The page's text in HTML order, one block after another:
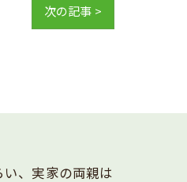
次の記事 >
、実家の両親は